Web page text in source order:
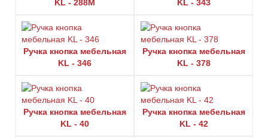
KL - 288M
KL - 343
Ручка кнопка мебельная
KL - 346
Ручка кнопка мебельная
KL - 378
Ручка кнопка мебельная
KL - 40
Ручка кнопка мебельная
KL - 42